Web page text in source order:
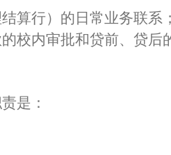
算行）的日常业务联系
校内审批和贷前、贷后
是：